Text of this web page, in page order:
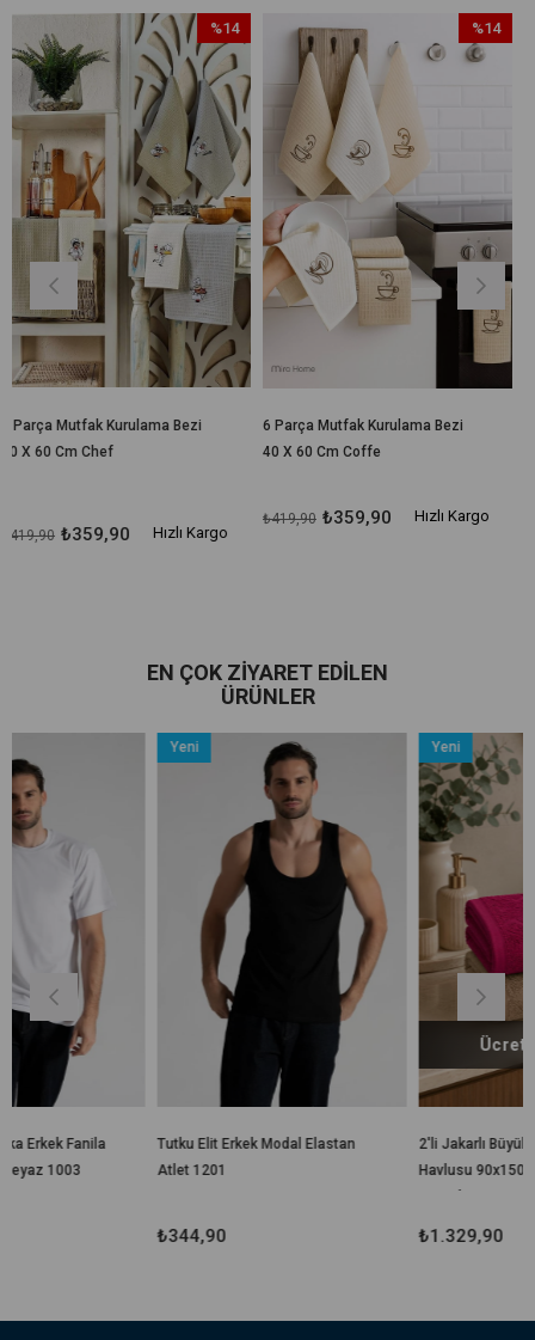
Bezi
İndirim
%14İndirim
Kargo
6 Parça Mutfak Kurulama Bezi
40 X 60 Cm Coffe
%14
İndirim
%14İndirim
Hızlı Kargo
6 Parça Mutfak
40 X 60 Cm Fruit
₺359,90
₺419,90
EN ÇOK ZIYARET EDILEN
ÜRÜNLER
Tutku Elit Erkek Modal Elastan
Atlet 1201
2'li Jakarlı Büyük Boy Banyo
Havlusu 90x150 Cm %100
Ücretsiz Kargo